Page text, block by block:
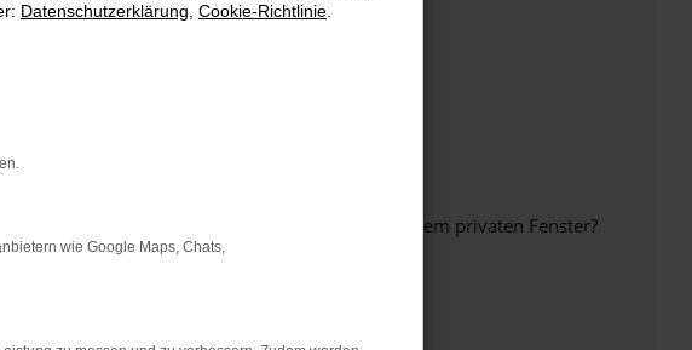
die Seite in einem anderen Browser oder in einem privaten Fenster?
Datenschutzerklärung Cookie-Richtlinie
wie Google Maps, Chats,